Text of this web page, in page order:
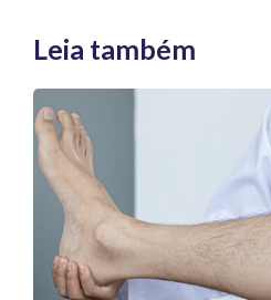
Leia também